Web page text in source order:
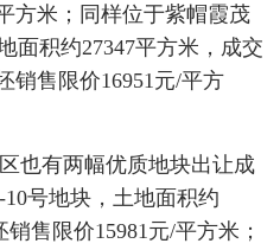
方米；同样位于紫帽霞茂
面积约27347平方米，成交
销售限价16951元/平方
也有两幅优质地块出让成
号地块，土地面积约
售限价15981元/平方米；